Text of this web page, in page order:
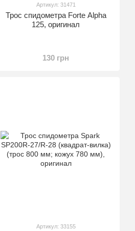
Артикул: 31471
Трос спидометра Forte Alpha
125, оригинал
130 грн
Артикул: 33155